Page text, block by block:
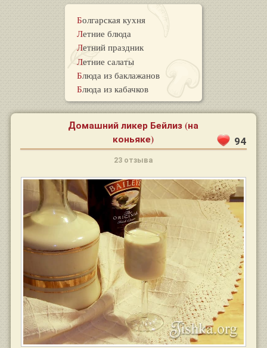
Болгарская кухня
Летние блюда
Летний праздник
Летние салаты
Блюда из баклажанов
Блюда из кабачков
Домашний ликер Бейлиз (на
коньяке) 94
23 отзыва